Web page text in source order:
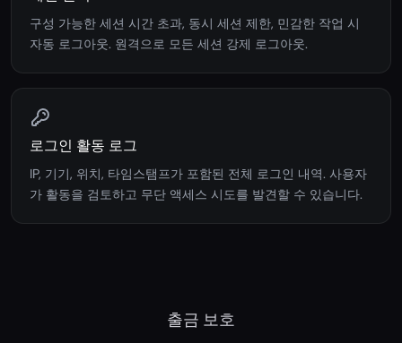
구성 가능한 세션 시간 초과, 동시 세션 제한, 민감한 작업 시
자동 로그아웃. 원격으로 모든 세션 강제 로그아웃.
로그인 활동 로그
IP, 기기, 위치, 타임스탬프가 포함된 전체 로그인 내역. 사용자
가 활동을 검토하고 무단 액세스 시도를 발견할 수 있습니다.
출금 보호